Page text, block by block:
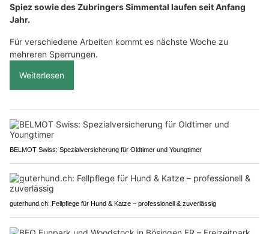
Spiez sowie des Zubringers Simmental laufen seit Anfang
Jahr.
Für verschiedene Arbeiten kommt es nächste Woche zu
mehreren Sperrungen.
Weiterlesen
BELMOT Swiss: Spezialversicherung für Oldtimer und Youngtimer
guterhund.ch: Fellpflege für Hund & Katze – professionell & zuverlässig